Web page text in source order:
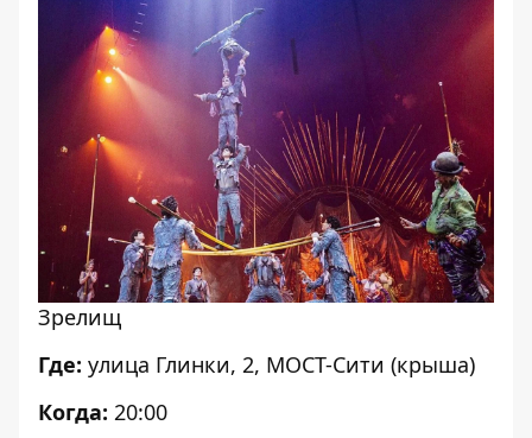
Зрелищ
Где: улица Глинки, 2, МОСТ-Сити (крыша)
Когда: 20:00